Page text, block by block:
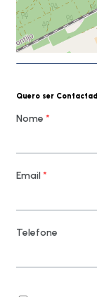
Quero ser
Nome *
Email*
Telefone